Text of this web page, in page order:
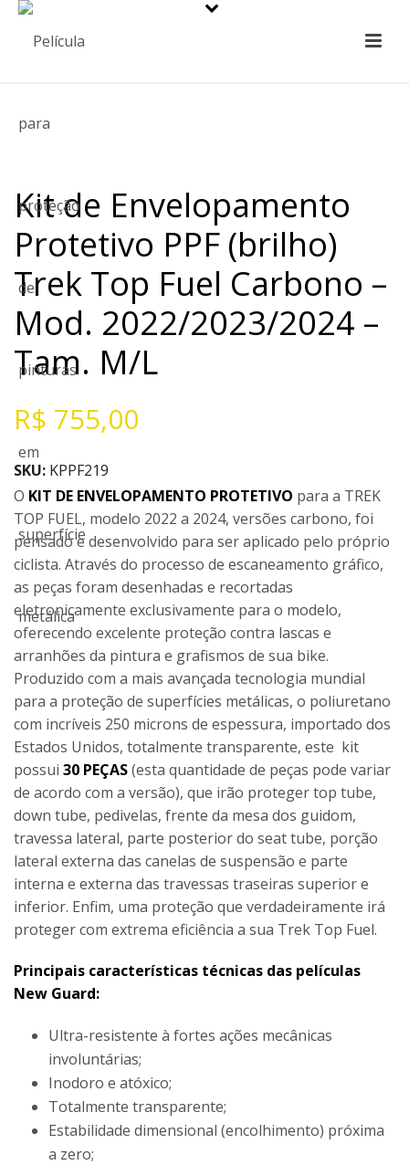
Kit de Envelopamento
Protetivo PPF (brilho)
Trek Top Fuel Carbono –
Mod. 2022/2023/2024 –
Tam. M/L
R$ 755,00
SKU: KPPF219
O KIT DE ENVELOPAMENTO PROTETIVO para a TREK
TOP FUEL, modelo 2022 a 2024, versões carbono, foi
pensado e desenvolvido para ser aplicado pelo próprio
ciclista. Através do processo de escaneamento gráfico,
as peças foram desenhadas e recortadas
eletronicamente exclusivamente para o modelo,
oferecendo excelente proteção contra lascas e
arranhões da pintura e grafismos de sua bike.
Produzido com a mais avançada tecnologia mundial
para a proteção de superfícies metálicas, o poliuretano
com incríveis 250 microns de espessura, importado dos
Estados Unidos, totalmente transparente, este kit
possui 30 PEÇAS(esta quantidade de peças pode variar
de acordo com a versão), que irão proteger top tube,
down tube, pedivelas, frente da mesa dos guidom,
travessa lateral, parte posterior do seat tube, porção
lateral externa das canelas de suspensão e parte
interna e externa das travessas traseiras superior e
inferior. Enfim, uma proteção que verdadeiramente irá
proteger com extrema eficiência a sua Trek Top Fuel.
Principais características técnicas das películas
New Guard:
Ultra-resistente à fortes ações mecânicas
involuntárias;
Inodoro e atóxico;
Totalmente transparente;
Estabilidade dimensional (encolhimento) próxima
a zero;